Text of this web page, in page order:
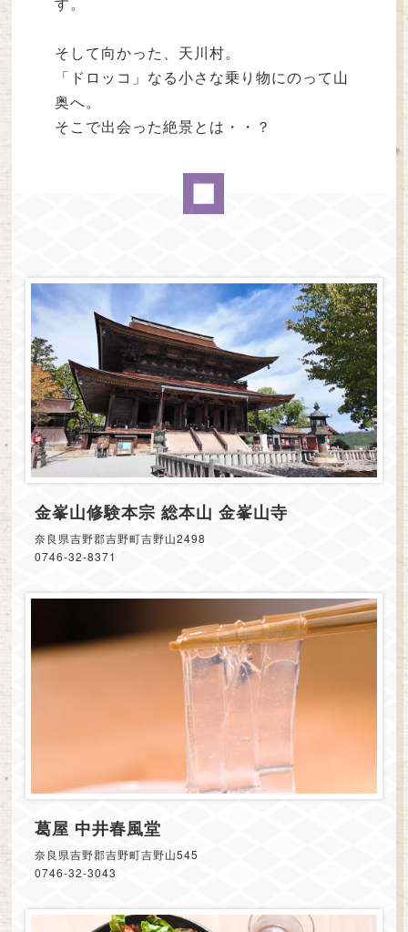
そして向かった、天川村。
「ドロッコ」なる小さな乗り物にのって山
奥へ。
そこで出会った絶景とは・・？
金峯山修験本宗 総本山 金峯山寺
奈良県吉野郡吉野町吉野山2498
0746-32-8371
葛屋 中井春風堂
奈良県吉野郡吉野町吉野山545
0746-32-3043